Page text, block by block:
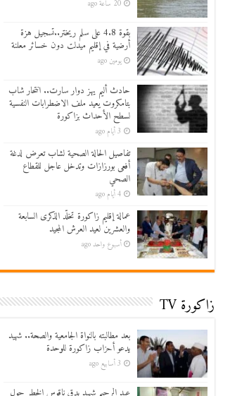
20 ساعة ago
بقوة 4.8 على سلم ريختر..تسجيل هزة
أرضية في إقليم ميدلت دون خسائر معلنة
يومين ago
حادث أليم يهز دوار سارت.. انتحار شاب
بتامكروت يعيد ملف الاضطرابات النفسية
لسطح الأحداث بزاكورة
3 أيام ago
تفاصيل الحالة الصحية لشاب تعرض لدغة
أفعى بورزازات وتدخل عاجل للقطاع
الصحي
4 أيام ago
عمالة إقليم زاكورة تخلّد الذكرى السابعة
والعشرين لعيد العرش المجيد
أسبوع واحد ago
زاكورة TV
بعد مطالبته بالنواة الجامعية والصحة.. شهيد
يدعو أحزاب زاكورة للوحدة
3 أسابيع ago
عبد الرحيم شهيد يدق ناقوس الخطر حول